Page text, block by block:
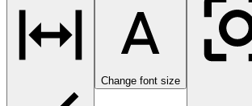
Change font size